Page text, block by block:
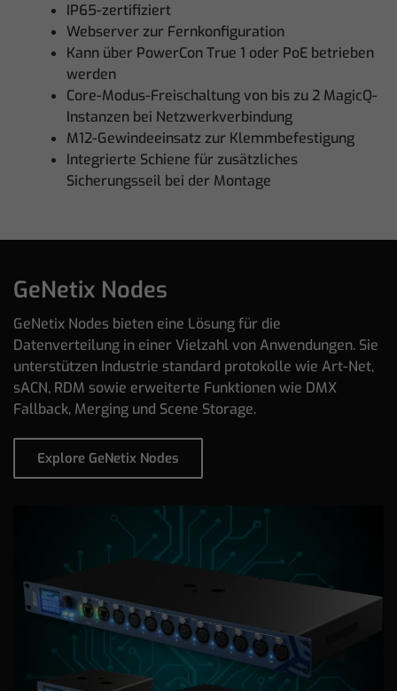
IP65-zertifiziert
Webserver zur Fernkonfiguration
Kann über PowerCon True 1 oder PoE betrieben
werden
Core-Modus-Freischaltung von bis zu 2 MagicQ-
Instanzen bei Netzwerkverbindung
M12-Gewindeeinsatz zur Klemmbefestigung
Integrierte Schiene für zusätzliches
Sicherungsseil bei der Montage
GeNetix Nodes
GeNetix Nodes bieten eine Lösung für die
Datenverteilung in einer Vielzahl von Anwendungen. Sie
unterstützen Industrie standard protokolle wie Art-Net,
sACN, RDM sowie erweiterte Funktionen wie DMX
Fallback, Merging und Scene Storage.
Explore GeNetix Nodes